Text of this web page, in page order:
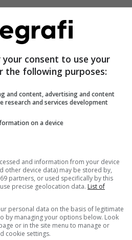
Qehaja në
consent to use your
the following purposes:
and content, advertising and content
research and services development
on a device
and information from your device
other device data) may be stored by,
partners, or used specifically by this
precise geolocation data. List of
personal data on the basis of legitimate
by managing your options below. Look
or in the site menu to manage or
cookie settings.